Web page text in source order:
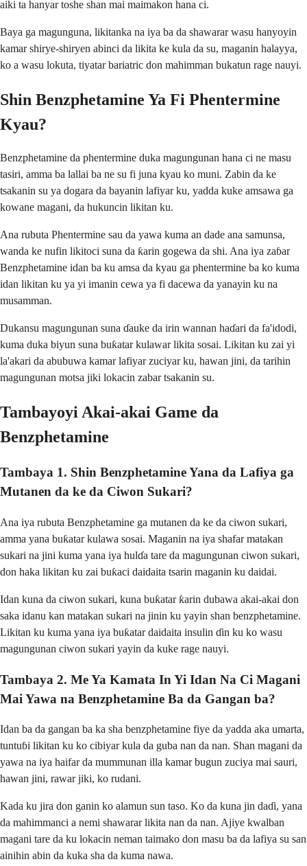
aiki ta hanyar toshe shan mai maimakon hana ci.
Baya ga magunguna, likitanka na iya ba da shawarar wasu hanyoyin
kamar shirye-shiryen abinci da likita ke kula da su, maganin halayya,
ko a wasu lokuta, tiyatar bariatric don mahimman bukatun rage nauyi.
Shin Benzphetamine Ya Fi Phentermine
Kyau?
Benzphetamine da phentermine duka magungunan hana ci ne masu
tasiri, amma ba lallai ba ne su fi juna kyau ko muni. Zabin da ke
tsakanin su ya dogara da bayanin lafiyar ku, yadda kuke amsawa ga
kowane magani, da hukuncin likitan ku.
Ana rubuta Phentermine sau da yawa kuma an dade ana samunsa,
wanda ke nufin likitoci suna da ƙarin gogewa da shi. Ana iya zaɓar
Benzphetamine idan ba ku amsa da kyau ga phentermine ba ko kuma
idan likitan ku ya yi imanin cewa ya fi dacewa da yanayin ku na
musamman.
Dukansu magungunan suna ɗauke da irin wannan haɗari da fa'idodi,
kuma duka biyun suna buƙatar kulawar likita sosai. Likitan ku zai yi
la'akari da abubuwa kamar lafiyar zuciyar ku, hawan jini, da tarihin
magungunan motsa jiki lokacin zabar tsakanin su.
Tambayoyi Akai-akai Game da
Benzphetamine
Tambaya 1. Shin Benzphetamine Yana da Lafiya ga
Mutanen da ke da Ciwon Sukari?
Ana iya rubuta Benzphetamine ga mutanen da ke da ciwon sukari,
amma yana buƙatar kulawa sosai. Maganin na iya shafar matakan
sukari na jini kuma yana iya hulɗa tare da magungunan ciwon sukari,
don haka likitan ku zai buƙaci daidaita tsarin maganin ku daidai.
Idan kuna da ciwon sukari, kuna buƙatar ƙarin dubawa akai-akai don
saka idanu kan matakan sukari na jinin ku yayin shan benzphetamine.
Likitan ku kuma yana iya buƙatar daidaita insulin ɗin ku ko wasu
magungunan ciwon sukari yayin da kuke rage nauyi.
Tambaya 2. Me Ya Kamata In Yi Idan Na Ci Magani
Mai Yawa na Benzphetamine Ba da Gangan ba?
Idan ba da gangan ba ka sha benzphetamine fiye da yadda aka umarta,
tuntuɓi likitan ku ko cibiyar kula da guba nan da nan. Shan magani da
yawa na iya haifar da mummunan illa kamar bugun zuciya mai sauri,
hawan jini, rawar jiki, ko rudani.
Kada ku jira don ganin ko alamun sun taso. Ko da kuna jin daɗi, yana
da mahimmanci a nemi shawarar likita nan da nan. Ajiye kwalban
magani tare da ku lokacin neman taimako don masu ba da lafiya su san
ainihin abin da kuka sha da kuma nawa.